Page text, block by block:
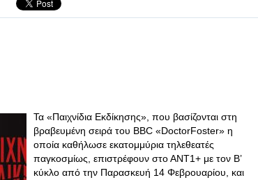
Τα «Παιχνίδια Εκδίκησης», που βασίζονται στη
βραβευμένη σειρά του BBC «DoctorFoster» η
οποία καθήλωσε εκατομμύρια τηλεθεατές
παγκοσμίως, επιστρέφουν στο ΑΝΤ1+ με τον Β’
κύκλο από την Παρασκευή 14 Φεβρουαρίου, και